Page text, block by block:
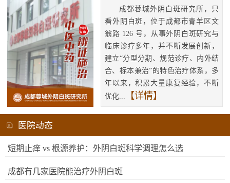
成都蓉城外阴白斑研究所，只
看外阴白斑，位于成都市青羊区文
翁路 126 号，从事外阴白斑研究与
临床诊疗多年，并不断发展创新，
建立“分型分期、规范诊疗、内外结
合、标本兼治”的特色治疗体系，多
年以来，积累大量康复经验，不断
优化...
【详情】
医院动态
短期止痒 vs 根源养护：外阴白斑科学调理怎么选
成都有几家医院能治疗外阴白斑